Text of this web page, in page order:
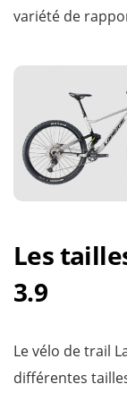
variété de
Les
3.9
Le vélo de trail
différentes tailles